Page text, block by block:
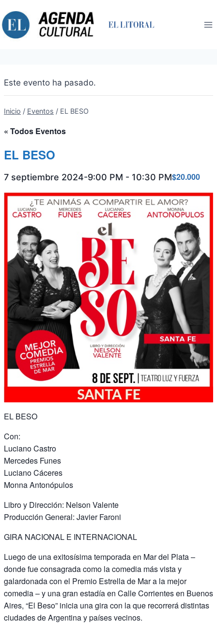
al
contenido
Este evento ha pasado.
Inicio / Eventos / EL BESO
« Todos Eventos
EL BESO
7 septiembre 2024-9:00 PM - 10:30 PM$20.000
EL BESO
Con:
Luciano Castro
Mercedes Funes
Luciano Cáceres
Monna Antonópulos
Libro y Dirección: Nelson Valente
Producción General: Javier Faroni
GIRA NACIONAL E INTERNACIONAL
Luego de una exitosísima temporada en Mar del Plata –
donde fue consagrada como la comedia más vista y
galardonada con el Premio Estrella de Mar a la mejor
comedia – y una gran estadía en Calle Corrientes en Buenos
Aires, “El Beso” inicia una gira con la que recorrerá distintas
ciudades de Argentina y países vecinos.